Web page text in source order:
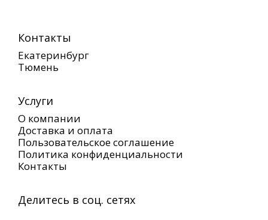
Контакты
Екатеринбург
Тюмень
Услуги
О компании
Доставка и оплата
Пользовательское соглашение
Политика конфиденциальности
Контакты
Делитесь в соц. сетях